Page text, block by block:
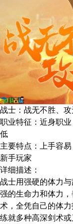
战士：战无不胜、
职业特征：近身职
低
主要特点：上手容
新手玩家
详细描述：
战士用强硬的体力
强的生命力和体力
术，全凭自己的体
练就多种高深剑术